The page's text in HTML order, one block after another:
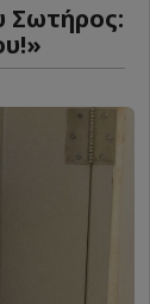
Σωτήρος: